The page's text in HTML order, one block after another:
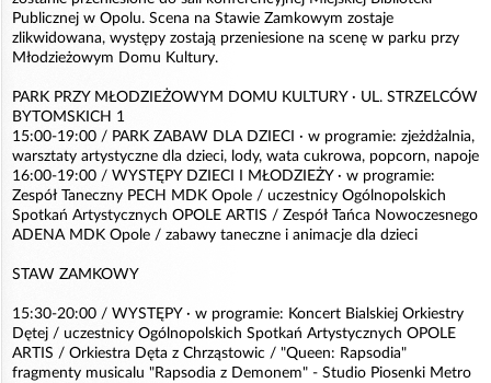
Publicznej w Opolu. Scena na Stawie Zamkowym zostaje
zlikwidowana, występy zostają przeniesione na scenę w parku przy
Młodzieżowym Domu Kultury.
PARK PRZY MŁODZIEŻOWYM DOMU KULTURY · UL. STRZELCÓW
BYTOMSKICH 1
15:00-19:00 / PARK ZABAW DLA DZIECI · w programie: zjeżdżalnia,
warsztaty artystyczne dla dzieci, lody, wata cukrowa, popcorn, napoje
16:00-19:00 / WYSTĘPY DZIECI I MŁODZIEŻY · w programie:
Zespół Taneczny PECH MDK Opole / uczestnicy Ogólnopolskich
Spotkań Artystycznych OPOLE ARTIS / Zespół Tańca Nowoczesnego
ADENA MDK Opole / zabawy taneczne i animacje dla dzieci
STAW ZAMKOWY
15:30-20:00 / WYSTĘPY · w programie: Koncert Bialskiej Orkiestry
Dętej / uczestnicy Ogólnopolskich Spotkań Artystycznych OPOLE
ARTIS / Orkiestra Dęta z Chrząstowic / "Queen: Rapsodia"
fragmenty musicalu "Rapsodia z Demonem" - Studio Piosenki Metro